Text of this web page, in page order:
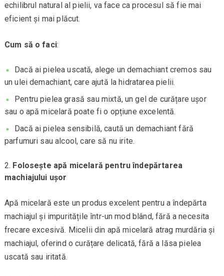
echilibrul natural al pielii, va face ca procesul să fie mai
eficient și mai plăcut.
Cum să o faci:
Dacă ai pielea uscată, alege un demachiant cremos sau
un ulei demachiant, care ajută la hidratarea pielii.
Pentru pielea grasă sau mixtă, un gel de curățare ușor
sau o apă micelară poate fi o opțiune excelentă.
Dacă ai pielea sensibilă, caută un demachiant fără
parfumuri sau alcool, care să nu irite.
Folosește apă micelară pentru îndepărtarea
machiajului ușor
Apă micelară este un produs excelent pentru a îndepărta
machiajul și impuritățile într-un mod blând, fără a necesita
frecare excesivă. Micelii din apă micelară atrag murdăria și
machiajul, oferind o curățare delicată, fără a lăsa pielea
uscată sau iritată.